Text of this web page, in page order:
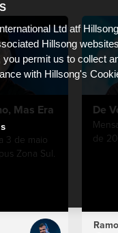
Mas Era
3 de maio
Zona Sul.
De
de
Ltd atf
Hillsong
you permit us to collect
with Hillsong's